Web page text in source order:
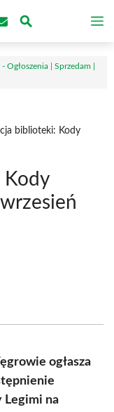
Ogłoszenia | Sprzedam |
biblioteki: Kody
Kody
ogłasza
Legimi na